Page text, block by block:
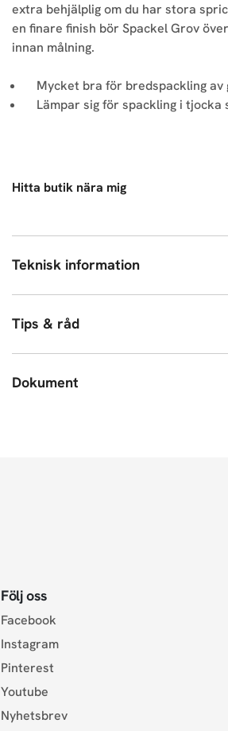
extra behjälplig om du har stora
en finare finish bör Spackel Grov
innan målning.
Mycket bra för bredspackling av
Lämpar sig för spackling i tjocka
Hitta butik nära mig
Teknisk information
Tips & råd
Dokument
Följ oss
Facebook
Instagram
Pinterest
Youtube
Nyhetsbrev